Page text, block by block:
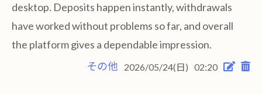
desktop. Deposits happen instantly, withdrawals
have worked without problems so far, and overall
the platform gives a dependable impression.
その他
2026/05/24(日) 02:20